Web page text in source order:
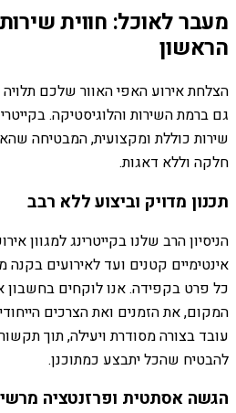
מעבר לאוכל: חווית
הראשון
הצלחת אירוע האפי האוור שלכם
גם ברמת השירות והלוגיסטיקה.
שירות כוללת ומקצועית, המבטיחה
חלקה וללא דאגות.
תכנון מדויק וביצוע ללא רבב
הניסיון הרב שלנו בקייטרינג למגוון
אינטימיים קטנים ועד לאירועים בקנה
כל פרט בקפידה. אנו לוקחים בחשבון
המקום, את הזמנים ואת הצרכים
עובד בצורה מסודרת ויעילה, תוך
להבטיח שהכל יתבצע כמתוכנן.
הגשה אסתטית ופרזנטציה